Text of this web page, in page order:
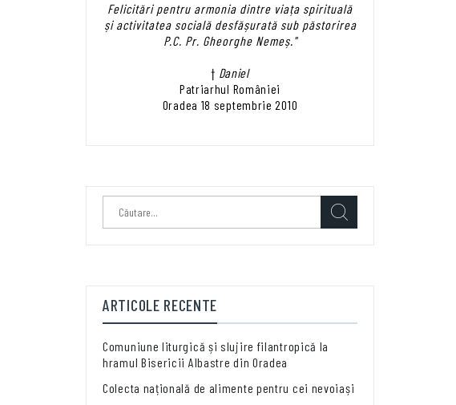
Felicitări pentru armonia dintre viața spirituală
și activitatea socială desfășurată sub păstorirea
P.C. Pr. Gheorghe Nemeș."
† Daniel
Patriarhul României
Oradea 18 septembrie 2010
după:
ARTICOLE RECENTE
Comuniune liturgică și slujire filantropică la
hramul Bisericii Albastre din Oradea
Colecta națională de alimente pentru cei nevoiași